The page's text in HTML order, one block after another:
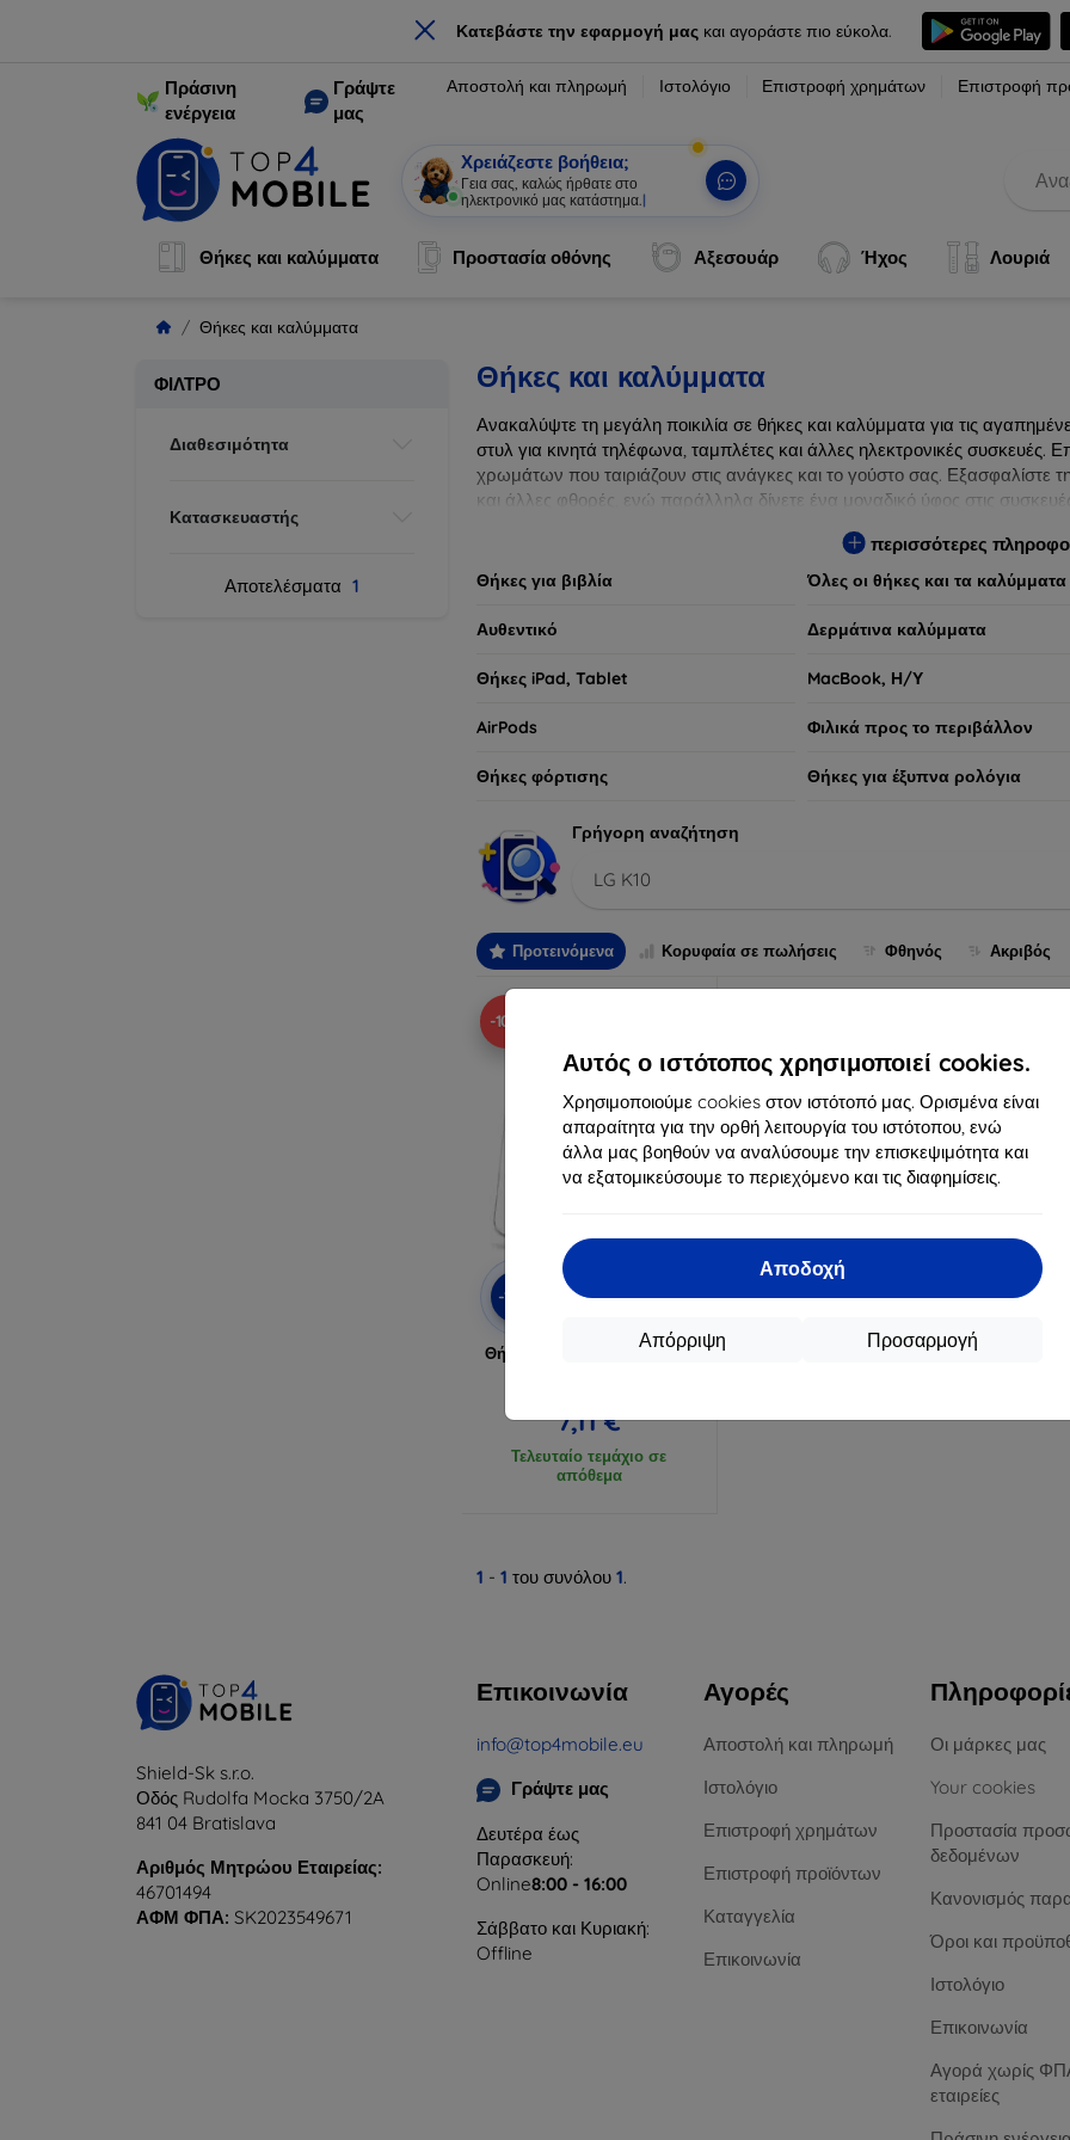
× Κατεβάστε την εφαρμογή μαςκαι αγοράστε πιο εύκολα.
Αυτός ο ιστότοπος χρησιμοποιεί cookies.
Χρησιμοποιούμε cookies στον ιστότοπό μας. Ορισμένα είναι
απαραίτητα για την ορθή λειτουργία του ιστότοπου, ενώ
άλλα μας βοηθούν να αναλύσουμε την επισκεψιμότητα και
να εξατομικεύσουμε το περιεχόμενο και τις διαφημίσεις.
Αποδοχή
Προσαρμογή
Απόρριψη
Πράσινη
ενέργεια
Γράψτε
μας
Αποστολή και πληρωμή Ιστολόγιο Επιστροφή χρημάτων Επιστροφή
Χρειάζεστε βοήθεια;
Γεια σας, καλώς ήρθατε στο
ηλεκτρονικό μας κατάστημα. |
Θήκες και καλύμματα Προστασία οθόνης Αξεσουάρ Ήχος Λουριά
Θήκες και καλύμματα
ΦΊΛΤΡΟ
Διαθεσιμότητα
Κατασκευαστής
Αποτελέσματα 1
Θήκες και καλύμματα
Ανακαλύψτε τη μεγάλη ποικιλία σε θήκες και καλύμματα για τις
στυλ για κινητά τηλέφωνα, ταμπλέτες και άλλες ηλεκτρονικές συσκευές.
χρωμάτων που ταιριάζουν στις ανάγκες και το γούστο σας. Εξασφαλίστε
και άλλες φθορές, ενώ παράλληλα δίνετε ένα μοναδικό ύφος στις
περισσότερες
Θήκες για βιβλία Όλες οι θήκες και τα καλύμματα
Αυθεντικό Δερμάτινα καλύμματα
Θήκες iPad, Tablet MacBook, Η/Υ
AirPods Φιλικά προς το περιβάλλον
Θήκες φόρτισης Θήκες για έξυπνα ρολόγια
Γρήγορη αναζήτηση
LG K10
Προτεινόμενα Κορυφαία σε πωλήσεις Φθηνός Ακριβός
-10%
-10%
Έκπτωση
EXTRA10
Θήκη TPU CELLY Gelskin για
7,11 €
Τελευταίο τεμάχιο σε
απόθεμα
1 - 1 του συνόλου 1.
Shield-Sk s.r.o.
Οδός Rudolfa Mocka 3750/2A
841 04 Bratislava
Αριθμός Μητρώου Εταιρείας:
46701494
ΑΦΜ ΦΠΑ: SK2023549671
Επικοινωνία
info@top4mobile.eu
Γράψτε μας
Δευτέρα έως
Παρασκευή:
Online8:00 - 16:00
Σάββατο και Κυριακή:
Offline
Αγορές
Αποστολή και πληρωμή
Ιστολόγιο
Επιστροφή χρημάτων
Επιστροφή προϊόντων
Καταγγελία
Επικοινωνία
Οι μάρκες μας
Your cookies
Προστασία
δεδομένων
Κανονισμός
Όροι και
Ιστολόγιο
Επικοινωνία
Αγορά χωρίς
εταιρείες